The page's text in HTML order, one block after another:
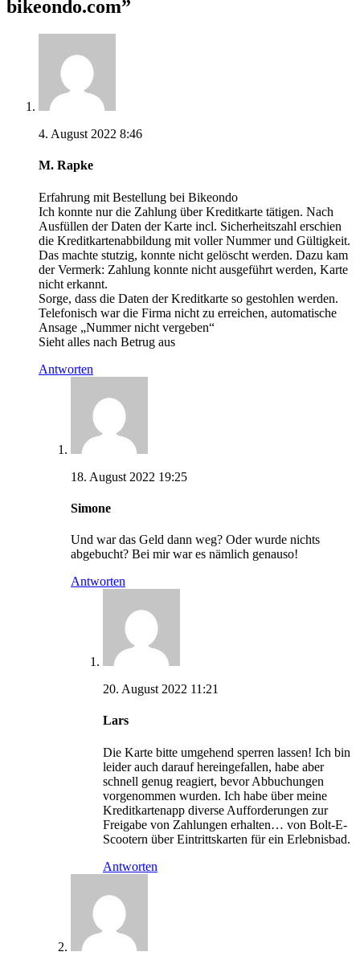
bikeondo.com”
4. August 2022 8:46
M. Rapke
Erfahrung mit Bestellung bei Bikeondo
Ich konnte nur die Zahlung über Kreditkarte tätigen. Nach
Ausfüllen der Daten der Karte incl. Sicherheitszahl erschien
die Kreditkartenabbildung mit voller Nummer und Gültigkeit.
Das machte stutzig, konnte nicht gelöscht werden. Dazu kam
der Vermerk: Zahlung konnte nicht ausgeführt werden, Karte
nicht erkannt.
Sorge, dass die Daten der Kreditkarte so gestohlen werden.
Telefonisch war die Firma nicht zu erreichen, automatische
Ansage „Nummer nicht vergeben“
Sieht alles nach Betrug aus
Antworten
18. August 2022 19:25
Simone
Und war das Geld dann weg? Oder wurde nichts
abgebucht? Bei mir war es nämlich genauso!
Antworten
20. August 2022 11:21
Lars
Die Karte bitte umgehend sperren lassen! Ich bin
leider auch darauf hereingefallen, habe aber
schnell genug reagiert, bevor Abbuchungen
vorgenommen wurden. Ich habe über meine
Kreditkartenapp diverse Aufforderungen zur
Freigabe von Zahlungen erhalten… von Bolt-E-
Scootern über Eintrittskarten für ein Erlebnisbad.
Antworten